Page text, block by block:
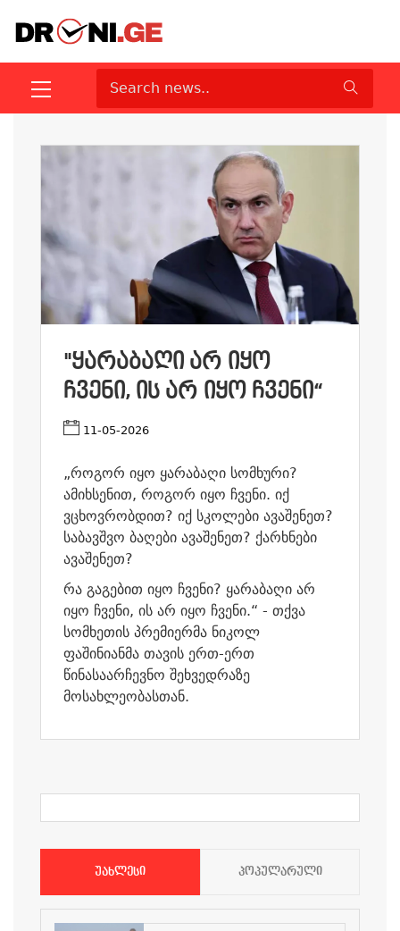
"ᲧᲐᲠᲐᲑᲐᲦᲘ ᲐᲠ ᲘᲧᲝ
ᲩᲕᲔᲜᲘ, ᲘᲡ ᲐᲠ ᲘᲧᲝ ᲩᲕᲔᲜᲘ“
11-05-2026
„როგორ იყო ყარაბაღი სომხური?
ამიხსენით, როგორ იყო ჩვენი. იქ
ვცხოვრობდით? იქ სკოლები ავაშენეთ?
საბავშვო ბაღები ავაშენეთ? ქარხნები
ავაშენეთ?
რა გაგებით იყო ჩვენი? ყარაბაღი არ
იყო ჩვენი, ის არ იყო ჩვენი.“ - თქვა
სომხეთის პრემიერმა ნიკოლ
ფაშინიანმა თავის ერთ-ერთ
წინასაარჩევნო შეხვედრაზე
მოსახლეობასთან.
ᲣᲐᲮᲚᲔᲡᲘ ᲞᲝᲞᲣᲚᲐᲠᲣᲚᲘ